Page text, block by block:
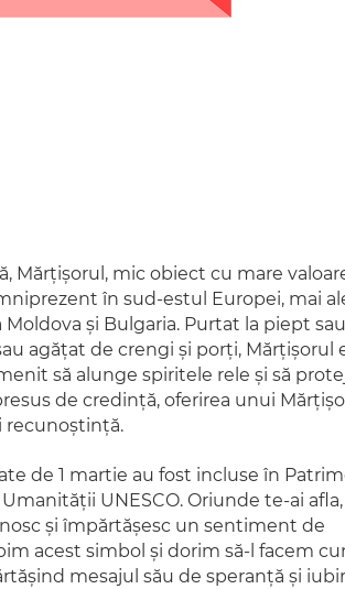
Mărțișorul, mic obiect cu mare
în sud-estul Europei, mai
Moldova și Bulgaria. Purtat la piept
agățat de crengi și porți, Mărțișorul
să alunge spiritele rele și să
de credință, oferirea unui
recunoștință.
de 1 martie au fost incluse în
UNESCO. Oriunde te-ai
și împărtășesc un sentiment de
acest simbol și dorim să-l facem
mesajul său de speranță și